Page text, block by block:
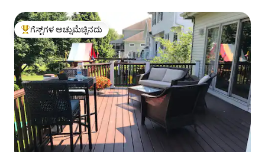
ಗೆಸ್ಟ್‌ಗಳಿಗೆ ಅತಿ ಹೆಚ್ಚು ಅಚ್ಚುಮೆಚ್ಚಿನದು
ಗೆಸ್ಟ್‌ಗಳ ಅಚ್ಚುಮೆಚ್ಚಿನದು